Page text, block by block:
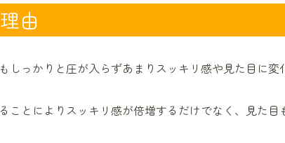
由
しっかりと圧が入らずあまりスッキリ感や見た目に変
ことによりスッキリ感が倍増するだけでなく、見た目